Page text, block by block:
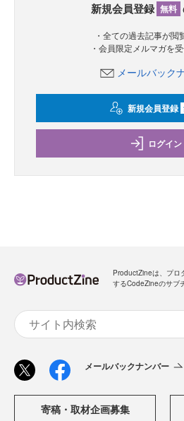
新規会員登録 無料
・全ての過去記事が閲
・会員限定メルマガを
メールバック
新規会員登録
ログイン
ProductZineは、プロ
するCodeZineのサブ
メールバックナンバー
寄稿・取材企画募集